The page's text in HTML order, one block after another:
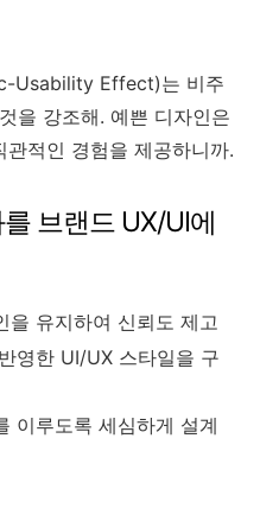
Usability Effect)는 비주
을 강조해. 예쁜 디자인은
적인 경험을 제공하니까.
브랜드 UX/UI에
을 유지하여 신뢰도 제고
영한 UI/UX 스타일을 구
이루도록 세심하게 설계